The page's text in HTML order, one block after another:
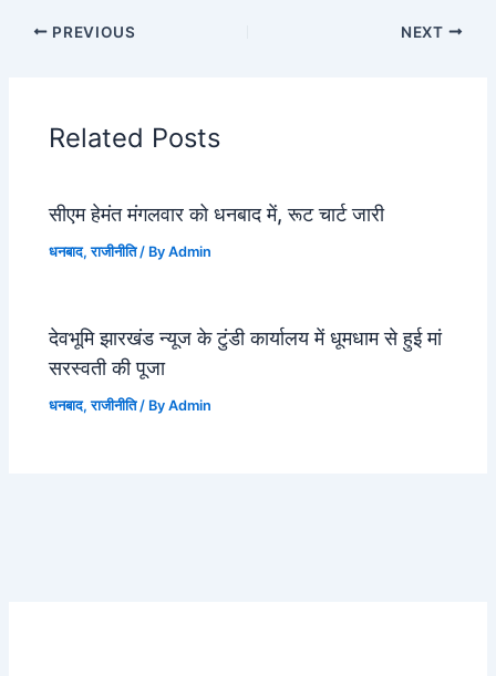
PREVIOUS NEXT
Related Posts
सीएम हेमंत मंगलवार को धनबाद में, रूट चार्ट जारी
धनबाद,राजीनीति/ ByAdmin
देवभूमि झारखंड न्यूज के टुंडी कार्यालय में धूमधाम से हुई मां
सरस्वती की पूजा
धनबाद,राजीनीति/ ByAdmin